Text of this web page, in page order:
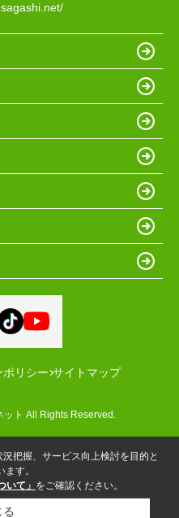
リシー サイトマップ
ット All Rights Reserved.
把握、サービス向上検討を目的と
す。
いて」 をご確認ください。
る